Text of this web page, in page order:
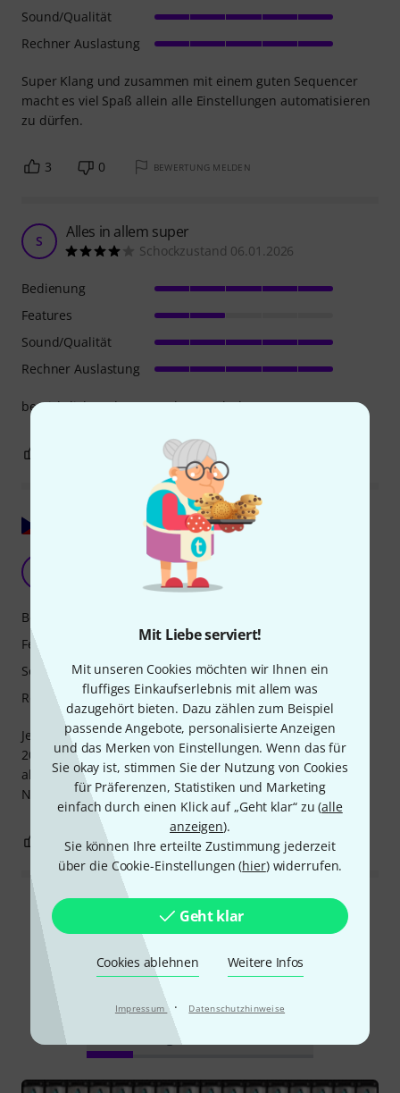
Mit Liebe serviert!
Mit unseren Cookies möchten wir Ihnen ein
fluffiges Einkaufserlebnis mit allem was
dazugehört bieten. Dazu zählen zum Beispiel
passende Angebote, personalisierte Anzeigen
und das Merken von Einstellungen. Wenn das für
Sie okay ist, stimmen Sie der Nutzung von Cookies
für Präferenzen, Statistiken und Marketing
einfach durch einen Klick auf „Geht klar“ zu (alle
anzeigen).
Sie können Ihre erteilte Zustimmung jederzeit
über die Cookie-Einstellungen (hier) widerrufen.
Geht klar
Cookies ablehnen Weitere Infos
Impressum · Datenschutzhinweise
Super Klang und zusammen mit einem guten Sequencer
macht es viel Spaß allein alle Einstellungen automatisieren
zu dürfen.
Sound/Qualität
Rechner Auslastung
3 0 BEWERTUNG MELDEN
S Alles in allem super
Schockzustand 06.01.2026
bersichtlich und easy to play! Macht laune
Bedienung
Features
Sound/Qualität
Rechner Auslastung
BEWERTUNG MELDEN
Original zeigen
Honza V. 23.01.2026
Jedes Mal, wenn ich ein Plugin verwende, muss ich 10 bis
20 Minuten warten, bis es geladen ist :D Ich habe schon
alles versucht, vom Neustart meines PCs bis zur
Neuinstallation des Plugins...
Bedienung
Features
Sound/Qualität
Rechner Auslastung
0 BEWERTUNG MELDEN
Alle Bewertungen lesen
Schon gewusst?
Ratgeber